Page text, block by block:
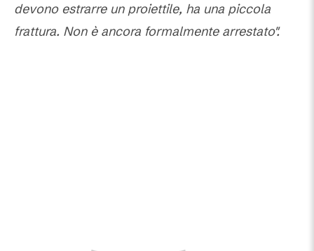
devono estrarre un proiettile, ha una piccola
frattura. Non è ancora formalmente arrestato".